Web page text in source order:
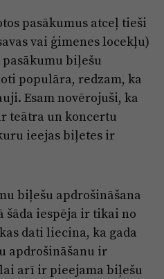
Sludinājumi
pasākumus atceļ tieši
vai ģimenes locekļu)
biļešu
populāra, redzam, ka
Esam novērojuši, ka
teātra un koncertu
ieejas biļetes ir
biļešu apdrošināšana
šāda iespēja ir tikai no
dati liecina, ka gada
apdrošināšanu ir
arī ir pieejama biļešu